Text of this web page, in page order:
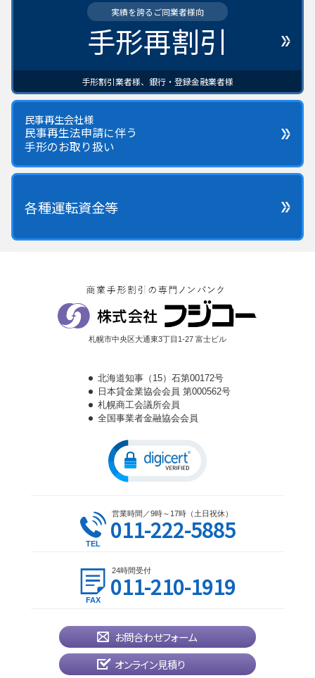
実績を誇るご同業者様向
手形再割引
手形割引業者様、銀行・登録金融業者様
民事再生会社様
民事再生法申請に伴う
手形のお取り扱い
各種運転資金等
札幌市中央区大通東3丁目1-27 富士ビル
北海道知事（15）石第00172号
日本貸金業協会会員 第000562号
札幌商工会議所会員
全国事業者金融協会会員
営業時間／9時～17時（土日祝休）
011-222-5885
24時間受付
011-210-1919
お問合わせフォーム
オンライン見積り